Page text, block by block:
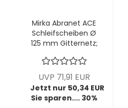
Mirka Abranet ACE
Schleifscheiben Ø
125 mm Gitternetz;
Stck/Pck
UVP 71,91 EUR
Jetzt nur 50,34 EUR
Sie sparen.... 30%